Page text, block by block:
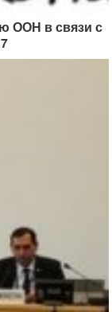
ООН в связи с